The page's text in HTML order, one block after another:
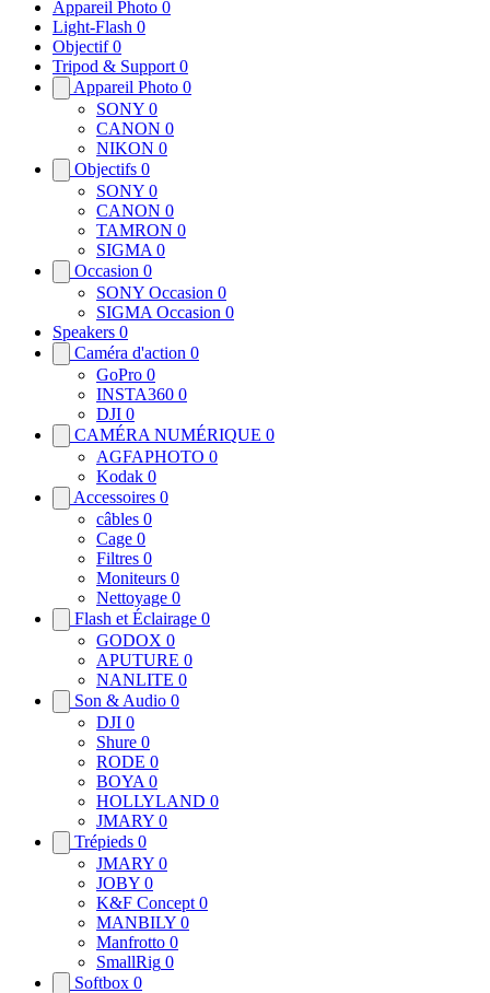
Appareil Photo 0
Light-Flash 0
Objectif 0
Tripod & Support 0
Appareil Photo 0
SONY 0
CANON 0
NIKON 0
Objectifs 0
SONY 0
CANON 0
TAMRON 0
SIGMA 0
Occasion 0
SONY Occasion 0
SIGMA Occasion 0
Speakers 0
Caméra d'action 0
GoPro 0
INSTA360 0
DJI 0
CAMÉRA NUMÉRIQUE 0
AGFAPHOTO 0
Kodak 0
Accessoires 0
câbles 0
Cage 0
Filtres 0
Moniteurs 0
Nettoyage 0
Flash et Éclairage 0
GODOX 0
APUTURE 0
NANLITE 0
Son & Audio 0
DJI 0
Shure 0
RODE 0
BOYA 0
HOLLYLAND 0
JMARY 0
Trépieds 0
JMARY 0
JOBY 0
K&F Concept 0
MANBILY 0
Manfrotto 0
SmallRig 0
Softbox 0